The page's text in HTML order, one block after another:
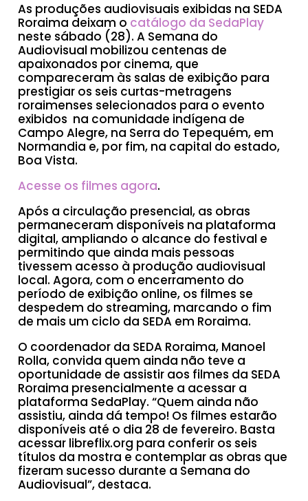
As produções audiovisuais exibidas na SEDA
Roraima deixam o catálogo da SedaPlay
neste sábado (28). A Semana do
Audiovisual mobilizou centenas de
apaixonados por cinema, que
compareceram às salas de exibição para
prestigiar os seis curtas-metragens
roraimenses selecionados para o evento
exibidos na comunidade indígena de
Campo Alegre, na Serra do Tepequém, em
Normandia e, por fim, na capital do estado,
Boa Vista.
Acesse os filmes agora.
Após a circulação presencial, as obras
permaneceram disponíveis na plataforma
digital, ampliando o alcance do festival e
permitindo que ainda mais pessoas
tivessem acesso à produção audiovisual
local. Agora, com o encerramento do
período de exibição online, os filmes se
despedem do streaming, marcando o fim
de mais um ciclo da SEDA em Roraima.
O coordenador da SEDA Roraima, Manoel
Rolla, convida quem ainda não teve a
oportunidade de assistir aos filmes da SEDA
Roraima presencialmente a acessar a
plataforma SedaPlay. “Quem ainda não
assistiu, ainda dá tempo! Os filmes estarão
disponíveis até o dia 28 de fevereiro. Basta
acessar libreflix.org para conferir os seis
títulos da mostra e contemplar as obras que
fizeram sucesso durante a Semana do
Audiovisual”, destaca.